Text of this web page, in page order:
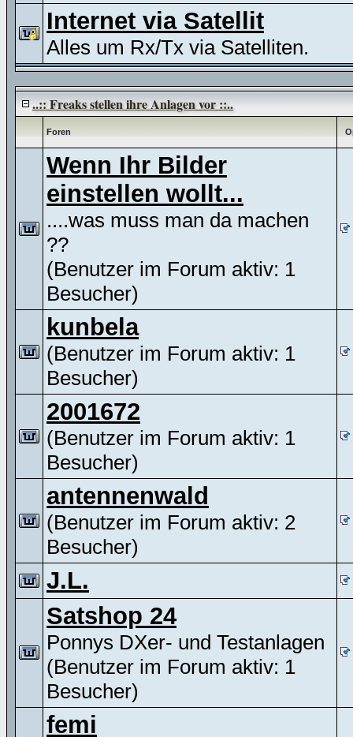
Internet via Satellit
Alles um Rx/Tx via Satelliten.
..:: Freaks stellen ihre Anlagen vor ::..
Foren
Wenn Ihr Bilder
einstellen wollt...
....was muss man da machen
??
(Benutzer im Forum aktiv: 1
Besucher)
kunbela
(Benutzer im Forum aktiv: 1
Besucher)
2001672
(Benutzer im Forum aktiv: 1
Besucher)
antennenwald
(Benutzer im Forum aktiv: 2
Besucher)
J.L.
Satshop 24
Ponnys DXer- und Testanlagen
(Benutzer im Forum aktiv: 1
Besucher)
femi